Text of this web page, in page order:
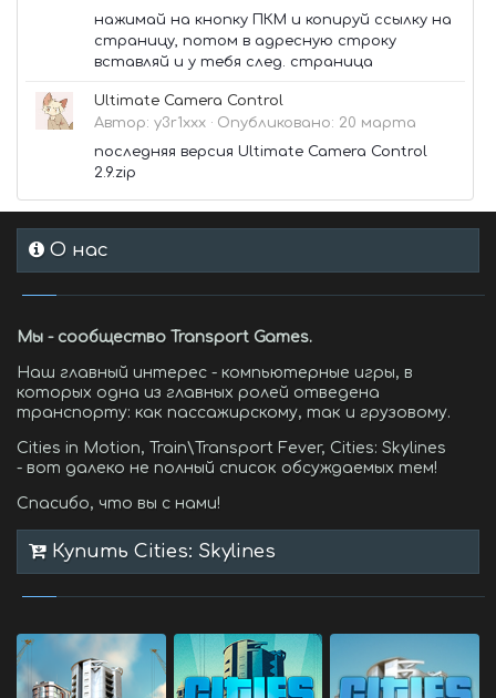
нажимай на кнопку ПКМ и копируй ссылку на
страницу, потом в адресную строку
вставляй и у тебя след. страница
Ultimate Camera Control
Автор: y3r1xxx · Опубликовано: 20 марта
последняя версия Ultimate Camera Control
2.9.zip
О нас
Мы - сообщество Transport Games.
Наш главный интерес - компьютерные игры, в
которых одна из главных ролей отведена
транспорту: как пассажирскому, так и грузовому.
Cities in Motion, Train\Transport Fever, Cities: Skylines
- вот далеко не полный список обсуждаемых тем!
Спасибо, что вы с нами!
Купить Cities: Skylines